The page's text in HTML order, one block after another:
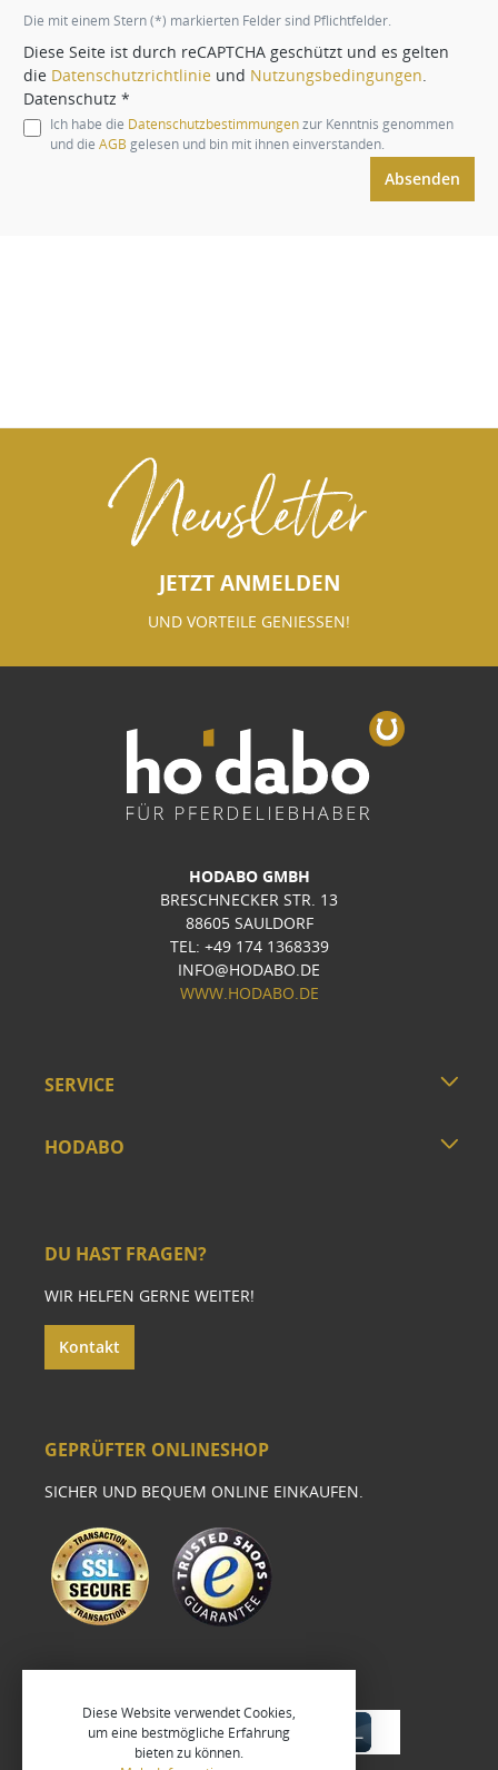
Die mit einem Stern (*) markierten Felder sind Pflichtfelder.
Diese Seite ist durch reCAPTCHA geschützt und es gelten
die Datenschutzrichtlinie und Nutzungsbedingungen
Datenschutz *
Ich habe die Datenschutzbestimmungenzur Kenntnis genommen
und die AGB gelesen und bin mit ihnen einverstanden.
Absenden
Newsletter
JETZT ANMELDEN
UND VORTEILE GENIESSEN!
HODABO GMBH
BRESCHNECKER STR. 13
88605 SAULDORF
TEL: +49 174 1368339
INFO@HODABO.DE
WWW.HODABO.DE
SERVICE
HODABO
DU HAST FRAGEN?
WIR HELFEN GERNE WEITER!
Kontakt
GEPRÜFTER ONLINESHOP
SICHER UND BEQUEM ONLINE EINKAUFEN.
Diese Website verwendet Cookies,
um eine bestmögliche Erfahrung
bieten zu können.